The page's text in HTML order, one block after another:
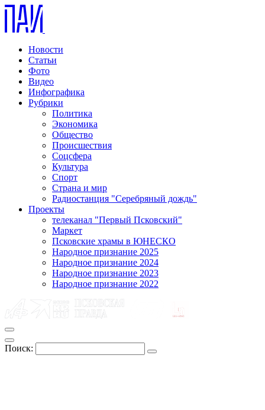
Новости
Статьи
Фото
Видео
Инфографика
Рубрики
Политика
Экономика
Общество
Происшествия
Соцсфера
Культура
Спорт
Страна и мир
Радиостанция "Серебряный дождь"
Проекты
телеканал "Первый Псковский"
Маркет
Псковские храмы в ЮНЕСКО
Народное признание 2025
Народное признание 2024
Народное признание 2023
Народное признание 2022
Поиск: